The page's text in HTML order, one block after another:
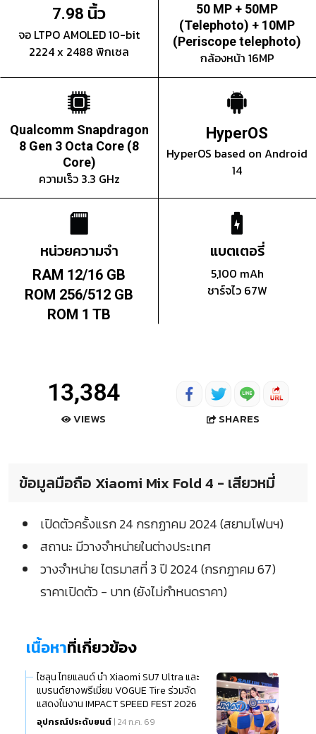
7.98 นิ้ว
จอ LTPO AMOLED 10-bit
2224 x 2488 พิกเซล
50 MP + 50MP
(Telephoto) + 10MP
(Periscope telephoto)
กล้องหน้า 16MP
Qualcomm Snapdragon
8 Gen 3 Octa Core (8
Core)
ความเร็ว 3.3 GHz
HyperOS
HyperOS based on Android
14
หน่วยความจำ
RAM 12/16 GB
ROM 256/512 GB
ROM 1 TB
แบตเตอรี่
5,100 mAh
ชาร์จไว 67W
13,384
VIEWS SHARES
ข้อมูลมือถือ Xiaomi Mix Fold 4 - เสียวหมี่
เปิดตัวครั้งแรก 24 กรกฏาคม 2024 (สยามโฟนฯ)
สถานะ มีวางจำหน่ายในต่างประเทศ
วางจำหน่าย ไตรมาสที่ 3 ปี 2024 (กรกฏาคม 67)
ราคาเปิดตัว - บาท (ยังไม่กำหนดราคา)
เนื้อหาที่เกี่ยวข้อง
ไซลุน ไทยแลนด์ นำ Xiaomi SU7 Ultra และ
แบรนด์ยางพรีเมี่ยม VOGUE Tire ร่วมจัด
แสดงในงาน IMPACT SPEED FEST 2026
อุปกรณ์ประดับยนต์ | 24 ก.ค. 69